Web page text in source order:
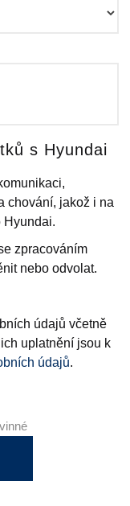
s Hyundai
chování, jakož i na
Hyundai.
zpracováním
nebo odvolat.
údajů včetně
uplatnění jsou k
údajů.